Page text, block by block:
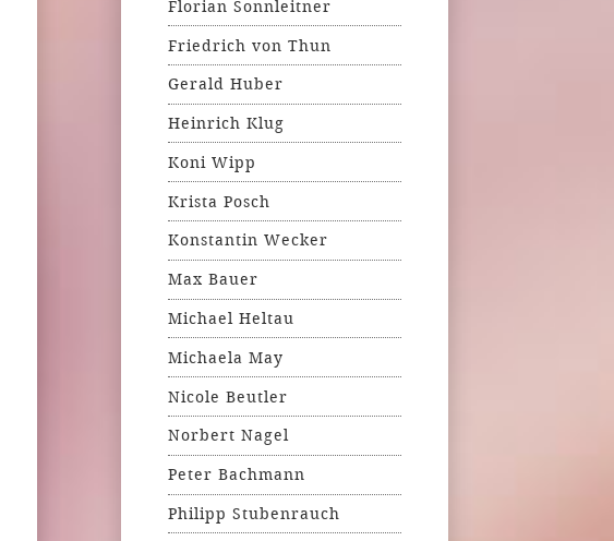
Florian Sonnleitner
Friedrich von Thun
Gerald Huber
Heinrich Klug
Koni Wipp
Krista Posch
Konstantin Wecker
Max Bauer
Michael Heltau
Michaela May
Nicole Beutler
Norbert Nagel
Peter Bachmann
Philipp Stubenrauch